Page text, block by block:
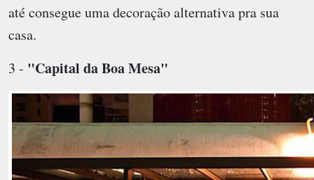
até consegue uma decoração alternativa pra sua
casa.
3 - "Capital da Boa Mesa"